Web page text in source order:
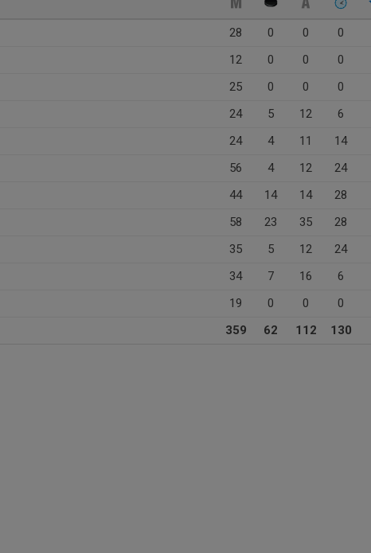
28 0 0 0
12 0 0 0
25 0 0 0
24 5 12 6
24 4 11 14
56 4 12 24
44 14 14 28
58 23 35 28
35 5 12 24
34 7 16 6
19 0 0 0
359 62 112 130